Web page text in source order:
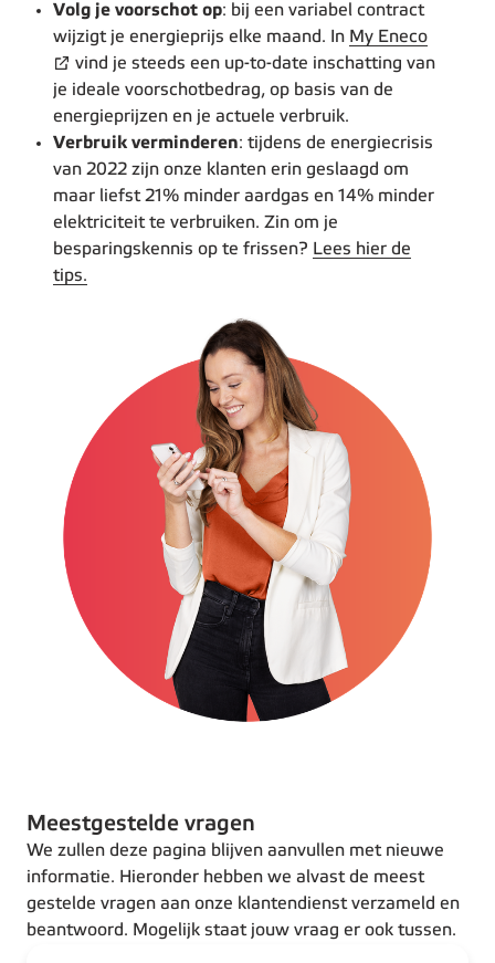
Volg je voorschot op: bij een variabel contract
wijzigt je energieprijs elke maand. In My Eneco
vind je steeds een up-to-date inschatting van
je ideale voorschotbedrag, op basis van de
energieprijzen en je actuele verbruik.
Verbruik verminderen: tijdens de energiecrisis
van 2022 zijn onze klanten erin geslaagd om
maar liefst 21% minder aardgas en 14% minder
elektriciteit te verbruiken. Zin om je
besparingskennis op te frissen? Lees hier de
tips.
Meestgestelde vragen
We zullen deze pagina blijven aanvullen met nieuwe
informatie. Hieronder hebben we alvast de meest
gestelde vragen aan onze klantendienst verzameld en
beantwoord. Mogelijk staat jouw vraag er ook tussen.